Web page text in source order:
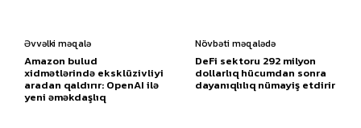
Əvvəlki məqalə
Amazon bulud
xidmətlərində eksklüzivliyi
aradan qaldırır: OpenAI ilə
yeni əməkdaşlıq
Növbəti məqalədə
DeFi sektoru 292 milyon
dollarlıq hücumdan sonra
dayanıqlılıq nümayiş etdirir